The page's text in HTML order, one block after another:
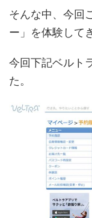
そんな中、今回
ー」を体験して
今回下記ベルト
た。